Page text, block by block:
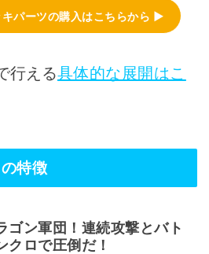
キパーツの購入はこちらから ▶
行える具体的な展開はこ
特徴
ゴン軍団！連続攻撃とバト
クロで圧倒だ！